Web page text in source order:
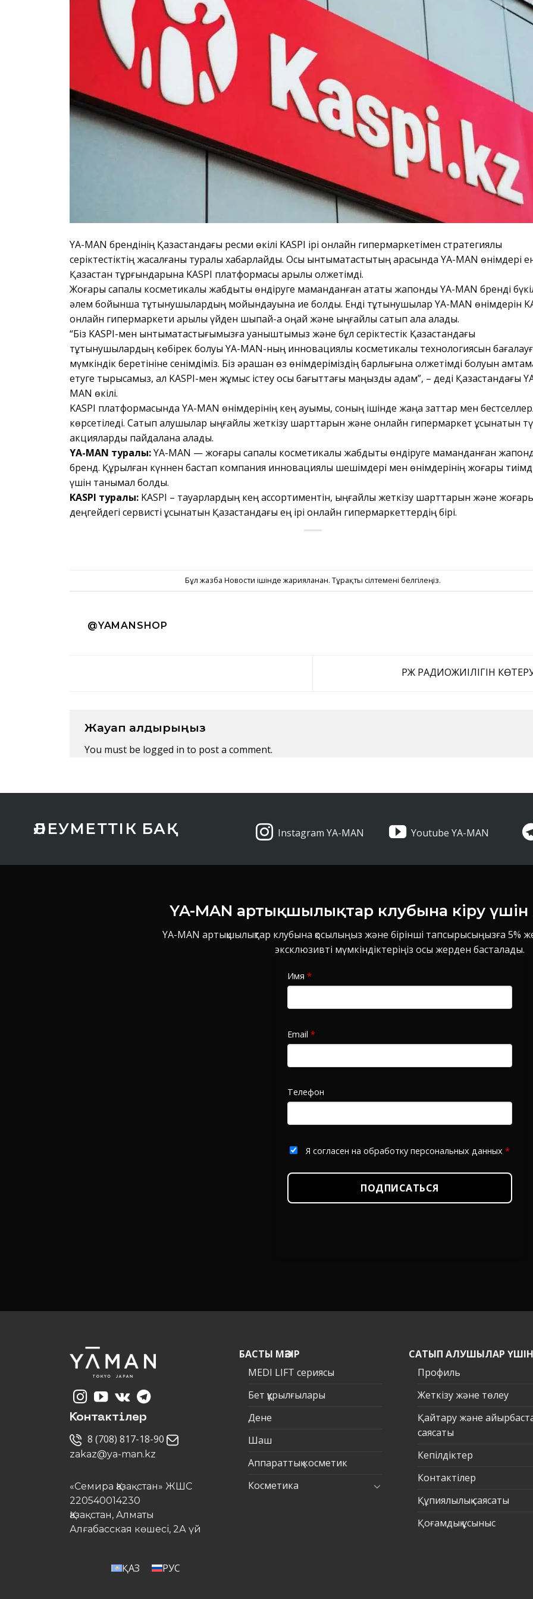
YA-MAN брендінің Қазақстандағы ресми өкілі KASPI ірі онлайн гипермаркетімен стратегиялық
серіктестіктің жасалғаны туралы хабарлайды. Осы ынтымақтастықтың арқасында YA-MAN өнімдері
Қазақстан тұрғындарына KASPI платформасы арқылы қолжетімді.
Жоғары сапалы косметикалық жабдықты өндіруге маманданған атақты жапондық YA-MAN бренді
әлем бойынша тұтынушылардың мойындауына ие болды. Енді тұтынушылар YA-MAN өнімдерін
онлайн гипермаркети арқылы үйден шықпай-ақ оңай және ыңғайлы сатып ала алады.
“Біз KASPI-мен ынтымақтастығымызға қуаныштымыз және бұл серіктестік Қазақстандағы
тұтынушылардың көбірек болуы YA-MAN-ның инновациялық косметикалық технологиясын
мүмкіндік беретініне сенімдіміз. Біз әрқашан өз өнімдеріміздің барлығына қолжетімді болуын
етуге тырысамыз, ал KASPI-мен жұмыс істеу осы бағыттағы маңызды қадам”, – деді Қазақстандағы
MAN өкілі.
KASPI платформасында YA-MAN өнімдерінің кең ауқымы, соның ішінде жаңа заттар мен
көрсетіледі. Сатып алушылар ыңғайлы жеткізу шарттарын және онлайн гипермаркет ұсынатын
акцияларды пайдалана алады.
YA-MAN туралы:YA-MAN — жоғары сапалы косметикалық жабдықты өндіруге маманданған
бренд. Құрылған күннен бастап компания инновациялық шешімдері мен өнімдерінің жоғары
үшін танымал болды.
KASPI туралы: KASPI – тауарлардың кең ассортиментін, ыңғайлы жеткізу шарттарын және
деңгейдегі сервисті ұсынатын Қазақстандағы ең ірі онлайн гипермаркеттердің бірі.
Бұл жазба Новости ішінде жарияланған. Тұрақты сілтемені белгілеңіз.
@YAMANSHOP
РЖ РАДИОЖИІЛІГІН
Жауап қалдырыңыз
You must be logged in to post a comment.
ӘЛЕУМЕТТІК БАҚ Instagram YA-MAN Youtube YA-MAN
YA-MAN артықшылықтар клубына кіру
YA-MAN артықшылықтар клубына қосылыңыз және бірінші тапсырысыңызға 5%
эксклюзивті мүмкіндіктеріңіз осы жерден басталады.
Имя *
Email *
Телефон
Я согласен на обработку персональных данных *
ПОДПИСАТЬСЯ
Контактілер
8 (708) 817-18-90
zakaz@ya-man.kz
«Семира Қазақстан» ЖШС
220540014230
Қазақстан, Алматы
Алғабасская көшесі, 2А үй
ҚАЗ РУС
БАСТЫ МӘЗІР
MEDI LIFT сериясы
Бет құрылғылары
Дене
Шаш
Аппараттық косметик
Косметика
САТЫП АЛУШЫЛАР ҮШІН
Профиль
Жеткізу және төлеу
Қайтару және
саясаты
Кепілдіктер
Контактілер
Құпиялылық саясаты
Қоғамдық ұсыныс